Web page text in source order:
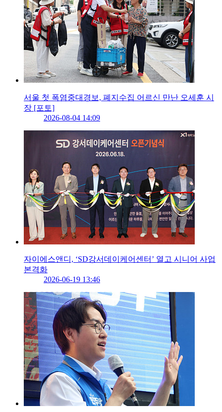
서울 첫 폭염중대경보, 폐지수집 어르신 만난 오세훈 시
장 [포토]
2026-08-04 14:09
자이에스앤디, ‘SD강서데이케어센터’ 열고 시니어 사업
본격화
2026-06-19 13:46